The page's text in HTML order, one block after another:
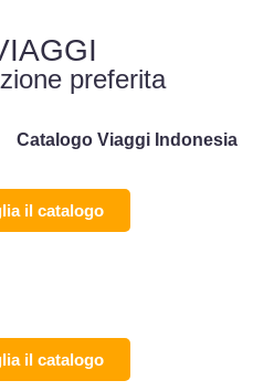
preferita
il catalogo
il catalogo